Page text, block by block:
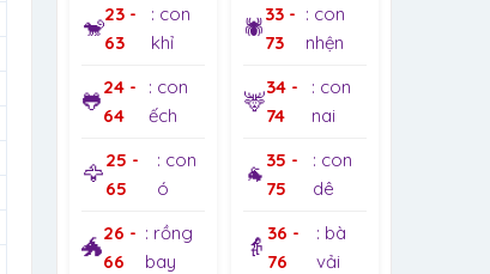
🐒
23 -
63
: con
khỉ
🐸
24 -
64
: con
ếch
🦅
25 -
65
: con
ó
🐲
26 -
66
: rồng
bay
🕷️
33 -
73
: con
nhện
🦌
34 -
74
: con
nai
🐐
35 -
75
: con
dê
👵
36 -
76
: bà
vải